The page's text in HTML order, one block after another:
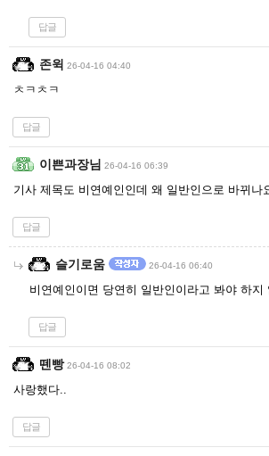
답글
존윅 26-04-16 04:40
ㅊㅋㅊㅋ
답글
이쁜과장님 26-04-16 06:39
기사 제목도 비연예인인데 왜 일반인으로 바뀌나
답글
슬기로움 26-04-16 06:40
비연예인이면 당연히 일반인이라고 봐야 하지
답글
뗀빵 26-04-16 08:02
사랑했다..
답글